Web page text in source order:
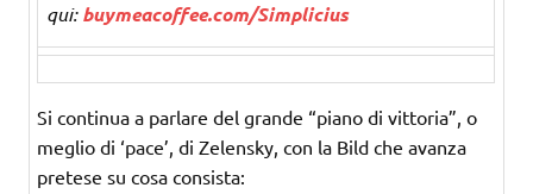
qui:buymeacoffee.com/Simplicius
Si continua a parlare del grande “piano di vittoria”, o
meglio di ‘pace’, di Zelensky, con la Bild che avanza
pretese su cosa consista: